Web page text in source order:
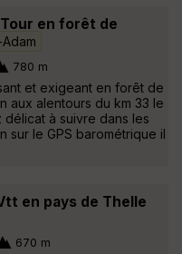
en forêt de
780 m
et exigeant en forêt de
aux alentours du km 33 le
délicat à suivre dans les
sur le GPS barométrique il
en pays de Thelle
670 m